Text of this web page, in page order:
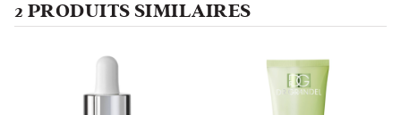
2 PRODUITS SIMILAIRES